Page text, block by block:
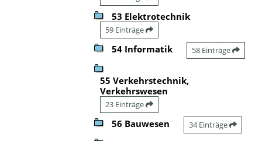
53 Elektrotechnik
59 Einträge
54 Informatik 58 Einträge
55 Verkehrstechnik,
Verkehrswesen
23 Einträge
56 Bauwesen 34 Einträge